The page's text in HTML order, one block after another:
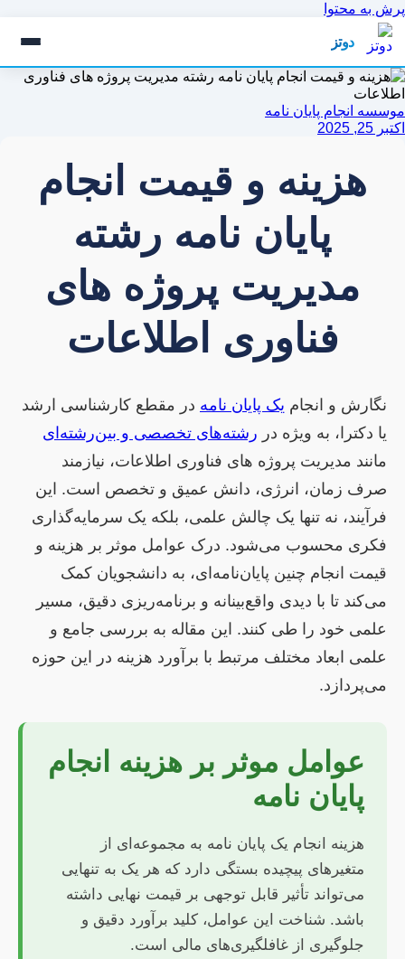
پرش به محتوا
دوتز
موسسه انجام پایان نامه
اکتبر 25, 2025
هزینه و قیمت انجام
پایان نامه رشته
مدیریت پروژه های
فناوری اطلاعات
نگارش و انجام یک پایان نامه در مقطع کارشناسی ارشد
یا دکترا، به ویژه در رشته‌های تخصصی و بین‌رشته‌ای
مانند مدیریت پروژه های فناوری اطلاعات، نیازمند
صرف زمان، انرژی، دانش عمیق و تخصص است. این
فرآیند، نه تنها یک چالش علمی، بلکه یک سرمایه‌گذاری
فکری محسوب می‌شود. درک عوامل موثر بر هزینه و
قیمت انجام چنین پایان‌نامه‌ای، به دانشجویان کمک
می‌کند تا با دیدی واقع‌بینانه و برنامه‌ریزی دقیق، مسیر
علمی خود را طی کنند. این مقاله به بررسی جامع و
علمی ابعاد مختلف مرتبط با برآورد هزینه در این حوزه
می‌پردازد.
عوامل موثر بر هزینه انجام
پایان نامه
هزینه‌ انجام یک پایان نامه به مجموعه‌ای از
متغیرهای پیچیده بستگی دارد که هر یک به تنهایی
می‌تواند تأثیر قابل توجهی بر قیمت نهایی داشته
باشد. شناخت این عوامل، کلید برآورد دقیق و
جلوگیری از غافلگیری‌های مالی است.